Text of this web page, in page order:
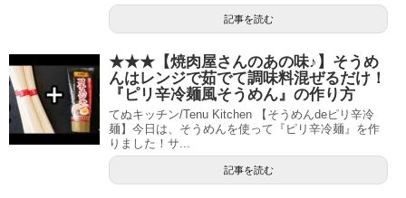
記事を読む
★★★【焼肉屋さんのあの味♪】そうめ
んはレンジで茹でて調味料混ぜるだけ！
『ピリ辛冷麺風そうめん』の作り方
てぬキッチン/Tenu Kitchen 【そうめんdeピリ辛冷
麺】今日は、そうめんを使って『ピリ辛冷麺』を作
りました！サ...
記事を読む